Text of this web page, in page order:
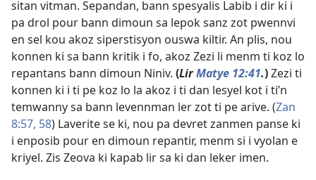
sitan vitman. Sepandan, bann spesyalis Labib i dir ki i
pa drol pour bann dimoun sa lepok sanz zot pwennvi
en sel kou akoz siperstisyon ouswa kiltir. An plis, nou
konnen ki sa bann kritik i fo, akoz Zezi li menm ti koz lo
repantans bann dimoun Niniv. (LirMatye 12:41.)Zezi ti
konnen ki i ti pe koz lo la akoz i ti dan lesyel kot i ti’n
temwanny sa bann levennman ler zot ti pe arive. (Zan
8:57, 58) Laverite se ki, nou pa devret zanmen panse ki
i enposib pour en dimoun repantir, menm si i vyolan e
kriyel. Zis Zeova ki kapab lir sa ki dan leker imen.